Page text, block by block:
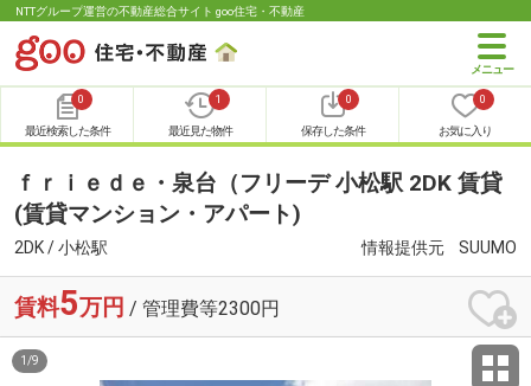
NTTグループ運営の不動産総合サイト goo住宅・不動産
0
最近検索した条件
1
最近見た物件
0
保存した条件
0
お気に入り
ｆｒｉｅｄｅ・泉台（フリーデ 小松駅 2DK 賃貸
(賃貸マンション・アパート)
2DK / 小松駅 情報提供元 SUUMO
賃料5万円 / 管理費等2300円
1 /9